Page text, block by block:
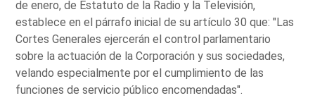
de enero, de Estatuto de la Radio y la Televisión,
establece en el párrafo inicial de su artículo 30 que: "Las
Cortes Generales ejercerán el control parlamentario
sobre la actuación de la Corporación y sus sociedades,
velando especialmente por el cumplimiento de las
funciones de servicio público encomendadas".